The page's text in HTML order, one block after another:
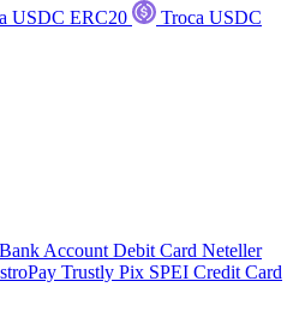
USDC ERC20
Troca USDC
Bank Account Debit Card Neteller
Trustly Pix SPEI Credit Card